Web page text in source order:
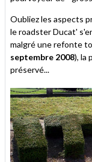
Oubliez les aspects
le roadster Ducat'
malgré une refonte
septembre 2008), la
préservé...